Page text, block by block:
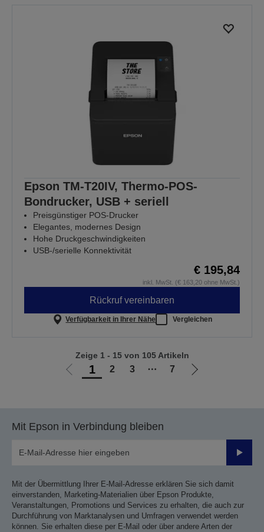
Epson TM-T20IV, Thermo-POS-
Bondrucker, USB + seriell
Preisgünstiger POS-Drucker
Elegantes, modernes Design
Hohe Druckgeschwindigkeiten
USB-/serielle Konnektivität
€ 195,84
inkl. MwSt. (€ 163,20 ohne MwSt.)
Rückruf vereinbaren
Verfügbarkeit in Ihrer Nähe Vergleichen
Zur 1 2 3 ⋯ 7
Zur
Zeige 1 - 15 von 105 Artikeln
Mit Epson in Verbindung bleiben
Mit der Übermittlung Ihrer E-Mail-Adresse erklären Sie sich damit
einverstanden, Marketing-Materialien über Epson Produkte,
Veranstaltungen, Promotions und Services zu erhalten, die auch zur
Durchführung von Marktanalysen und Umfragen verwendet werden
können. Sie erhalten diese per E-Mail oder über andere Arten der